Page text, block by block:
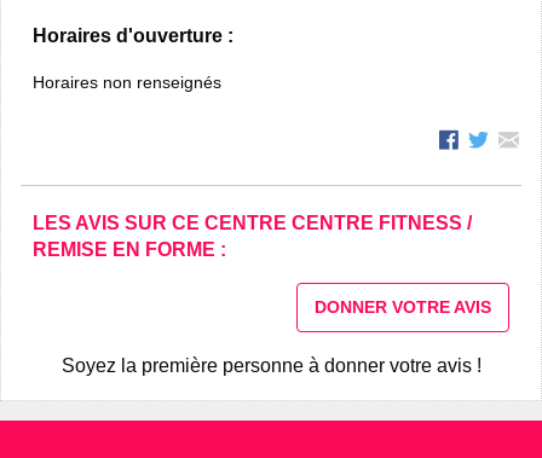
Horaires d'ouverture :
Horaires non renseignés
LES AVIS SUR CE CENTRE CENTRE FITNESS /
REMISE EN FORME :
DONNER VOTRE AVIS
Soyez la première personne à donner votre avis !